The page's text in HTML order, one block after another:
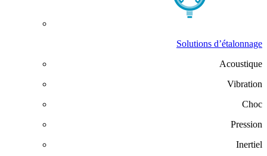
Solutions d’étalonnage
Acoustique
Vibration
Choc
Pression
Inertiel